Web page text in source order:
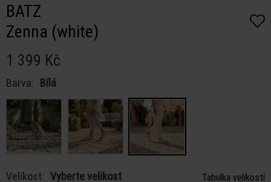
BATZ
Zenna (white)
1 399 Kč
Barva: Bílá
Velikost: Vyberte velikost Tabulka velikostí